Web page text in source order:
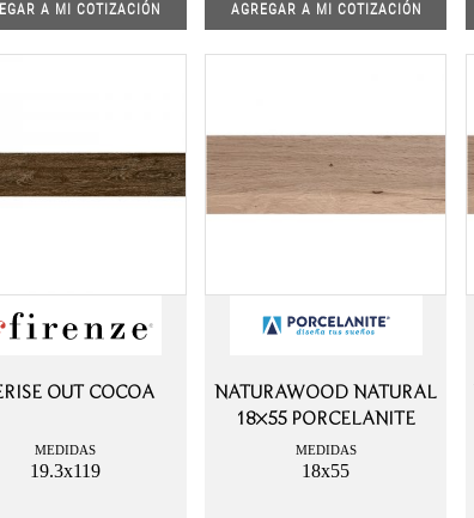
A MI COTIZACIÓN AGREGAR A MI COTIZACIÓN
OUT COCOA
MEDIDAS
19.3x119
NATURAWOOD NATURAL
18×55 PORCELANITE
MEDIDAS
18x55